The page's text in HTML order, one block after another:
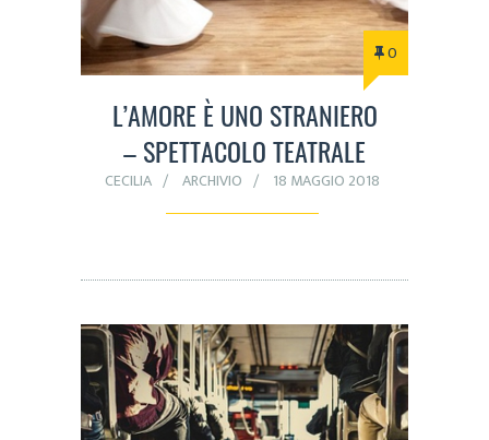
0
L’AMORE È UNO STRANIERO
– SPETTACOLO TEATRALE
CECILIA ARCHIVIO 18 MAGGIO 2018